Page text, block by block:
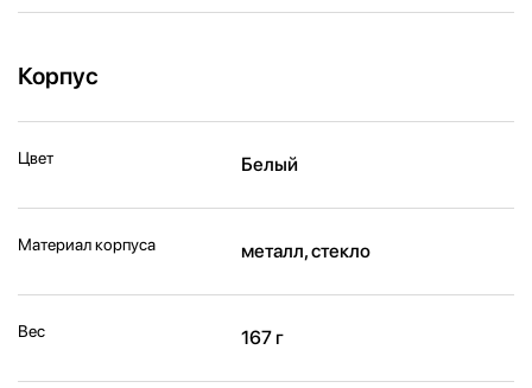
Корпус
Цвет Белый
Материал корпуса металл, стекло
Вес 167 г